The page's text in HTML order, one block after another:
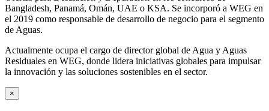
Bangladesh, Panamá, Omán, UAE o KSA. Se incorporó a WEG en
el 2019 como responsable de desarrollo de negocio para el segmento
de Aguas.
Actualmente ocupa el cargo de director global de Agua y Aguas
Residuales en WEG, donde lidera iniciativas globales para impulsar
la innovación y las soluciones sostenibles en el sector.
×